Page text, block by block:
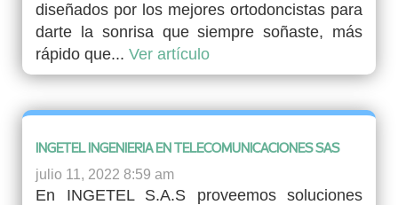
diseñados por los mejores ortodoncistas para
darte la sonrisa que siempre soñaste, más
rápido que... Ver artículo
INGETEL INGENIERIA EN TELECOMUNICACIONES SAS
julio 11, 2022 8:59 am
En INGETEL S.A.S proveemos soluciones